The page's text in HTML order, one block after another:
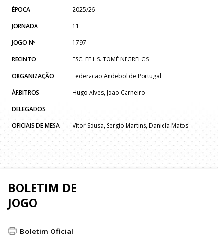
ÉPOCA
2025/26
JORNADA
11
JOGO Nº
1797
RECINTO
ESC. EB1 S. TOMÉ NEGRELOS
ORGANIZAÇÃO
Federacao Andebol de Portugal
ÁRBITROS
Hugo Alves, Joao Carneiro
DELEGADOS
OFICIAIS DE MESA
Vitor Sousa, Sergio Martins, Daniela Matos
BOLETIM DE
JOGO
Boletim Oficial